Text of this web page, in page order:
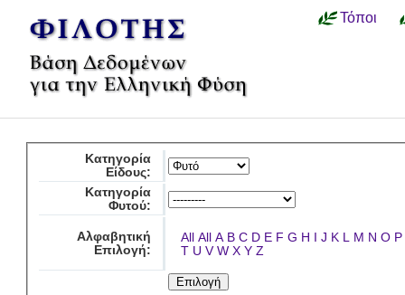
Τόποι
Κατηγορία
Είδους:
Κατηγορία
Φυτού:
Αλφαβητική
Επιλογή:
All All A B C D E F G H I J K L M N O P
T U V W X Y Z